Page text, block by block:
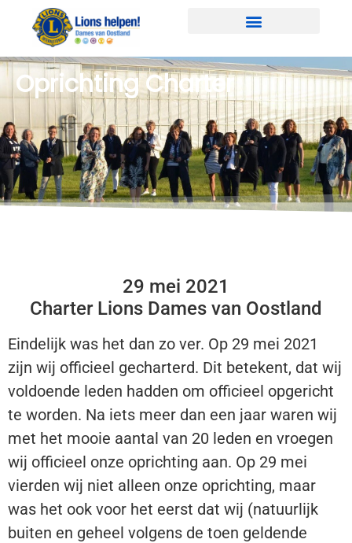
Oprichting Charter
29 mei 2021
Charter Lions Dames van Oostland
Eindelijk was het dan zo ver. Op 29 mei 2021
zijn wij officieel gecharterd. Dit betekent, dat wij
voldoende leden hadden om officieel opgericht
te worden. Na iets meer dan een jaar waren wij
met het mooie aantal van 20 leden en vroegen
wij officieel onze oprichting aan. Op 29 mei
vierden wij niet alleen onze oprichting, maar
was het ook voor het eerst dat wij (natuurlijk
buiten en geheel volgens de toen geldende